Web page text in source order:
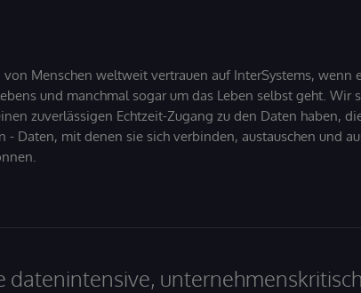
Menschen weltweit vertrauen auf InterSystems, wenn
und manchmal sogar um das Leben selbst geht. Wir
zuverlässigen Echtzeit-Zugang zu den Daten haben,
- Daten, mit denen sie sich verbinden, austauschen und
datenintensive,